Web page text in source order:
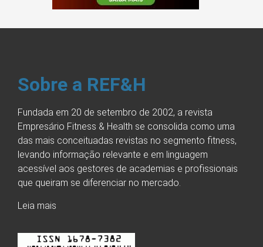
Sobre a REF&H
Fundada em 20 de setembro de 2002, a revista
Empresário Fitness & Health se consolida como uma
das mais conceituadas revistas no segmento fitness,
levando informação relevante e em linguagem
acessível aos gestores de academias e profissionais
que queiram se diferenciar no mercado.
Leia mais